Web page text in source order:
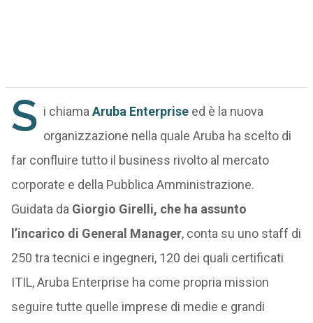
S i chiama Aruba Enterpriseed è la nuova
organizzazione nella quale Aruba ha scelto di
far confluire tutto il business rivolto al mercato
corporate e della Pubblica Amministrazione.
Guidata da Giorgio Girelli, che ha assunto
l’incarico di General Manager, conta su uno staff di
250 tra tecnici e ingegneri, 120 dei quali certificati
ITIL, Aruba Enterprise ha come propria mission
seguire tutte quelle imprese di medie e grandi